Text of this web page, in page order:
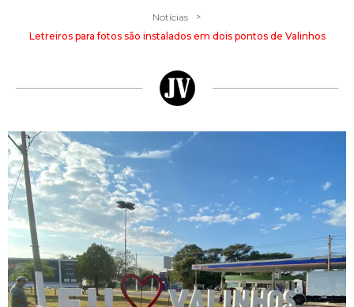
Notícias >
Letreiros para fotos são instalados em dois pontos de Valinhos